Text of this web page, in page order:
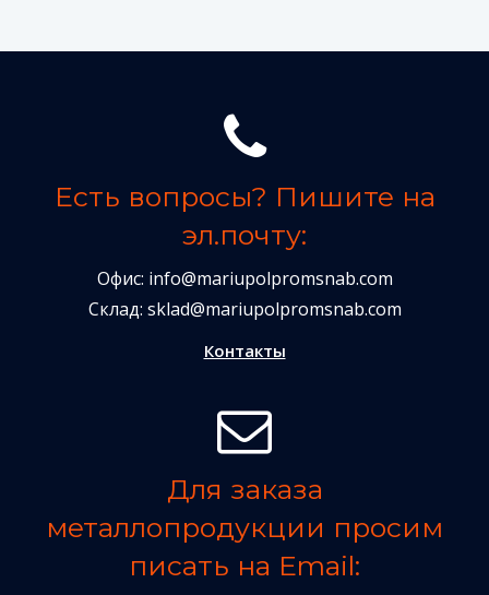
Есть вопросы? Пишите на
эл.почту:
Офис: info@mariupolpromsnab.com
Склад: sklad@mariupolpromsnab.com
Контакты
Для заказа
металлопродукции просим
писать на Email: